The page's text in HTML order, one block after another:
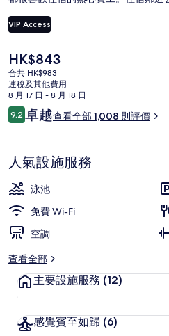
VIP Access
現
價
HK$843
HK$843
合共 HK$983
連稅及其他費用
8 月 17 日 - 8 月 18 日
評
價
9.29.2 分，滿分 10 分，
卓越查看全部 1,008 則評價
人氣設施服務
泳池
免費 Wi-Fi
空調
查看全部
主要設施服務 (12)
感覺賓至如歸 (6)